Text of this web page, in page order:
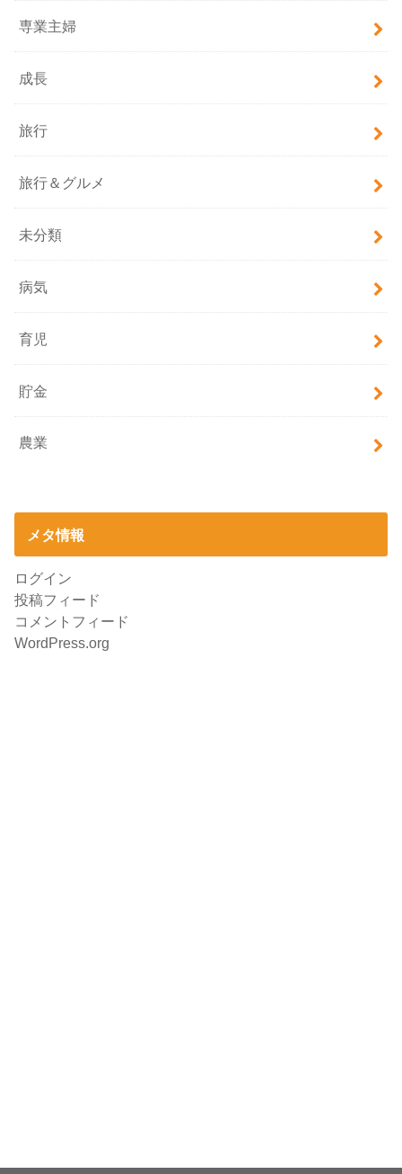
専業主婦
成長
旅行
旅行＆グルメ
未分類
病気
育児
貯金
農業
メタ情報
ログイン
投稿フィード
コメントフィード
WordPress.org